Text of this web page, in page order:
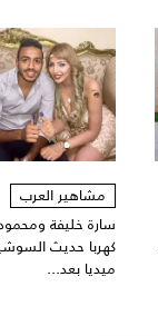
مشاهير العرب
سارة خليفة
كهربا حديث
ميديا بعد...